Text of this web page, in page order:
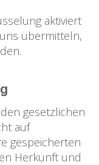
aktiviert
übermitteln,
gesetzlichen
auf
gespeicherten
Herkunft und